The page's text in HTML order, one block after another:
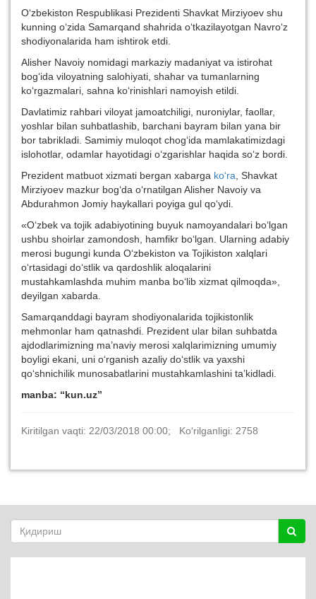
O‘zbekiston Respublikasi Prezidenti Shavkat Mirziyoev shu
kunning o‘zida Samarqand shahrida o‘tkazilayotgan Navro‘z
shodiyonalarida ham ishtirok etdi.
Alisher Navoiy nomidagi markaziy madaniyat va istirohat
bog‘ida viloyatning salohiyati, shahar va tumanlarning
ko‘rgazmalari, sahna ko‘rinishlari namoyish etildi.
Davlatimiz rahbari viloyat jamoatchiligi, nuroniylar, faollar,
yoshlar bilan suhbatlashib, barchani bayram bilan yana bir
bor tabrikladi. Samimiy muloqot chog‘ida mamlakatimizdagi
islohotlar, odamlar hayotidagi o‘zgarishlar haqida so‘z bordi.
Prezident matbuot xizmati bergan xabarga ko‘ra , Shavkat
Mirziyoev mazkur bog‘da o‘rnatilgan Alisher Navoiy va
Abdurahmon Jomiy haykallari poyiga gul qo‘ydi.
«O‘zbek va tojik adabiyotining buyuk namoyandalari bo‘lgan
ushbu shoirlar zamondosh, hamfikr bo‘lgan. Ularning adabiy
merosi bugungi kunda O‘zbekiston va Tojikiston xalqlari
o‘rtasidagi do‘stlik va qardoshlik aloqalarini
mustahkamlashda muhim manba bo‘lib xizmat qilmoqda»,
deyilgan xabarda.
Samarqanddagi bayram shodiyonalarida tojikistonlik
mehmonlar ham qatnashdi. Prezident ular bilan suhbatda
ajdodlarimizning ma’naviy merosi xalqlarimizning umumiy
boyligi ekani, uni o‘rganish azaliy do‘stlik va yaxshi
qo‘shnichilik munosabatlarini mustahkamlashini ta’kidladi.
manba: “kun.uz”
Kiritilgan vaqti: 22/03/2018 00:00; Ko‘rilganligi: 2758